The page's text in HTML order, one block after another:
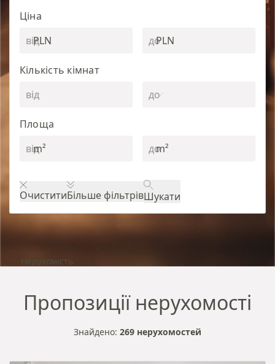
Ціна
PLN
PLN
Кількість кімнат
Площа
m²
m²
ОчиститиБільше фільтрівШукати
Нерухомість
Пропозиції нерухомості
Знайдено: 269 нерухомостей